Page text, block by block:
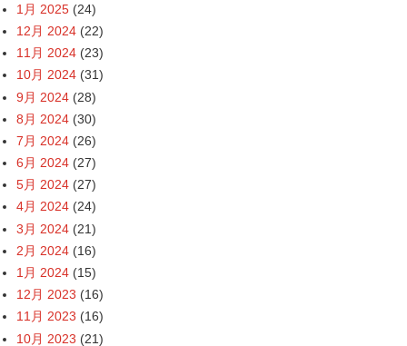
1月 2025 (24)
12月 2024 (22)
11月 2024 (23)
10月 2024 (31)
9月 2024 (28)
8月 2024 (30)
7月 2024 (26)
6月 2024 (27)
5月 2024 (27)
4月 2024 (24)
3月 2024 (21)
2月 2024 (16)
1月 2024 (15)
12月 2023 (16)
11月 2023 (16)
10月 2023 (21)